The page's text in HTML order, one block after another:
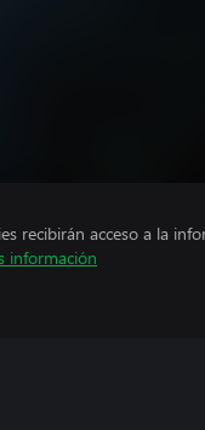
recibirán acceso a la
información